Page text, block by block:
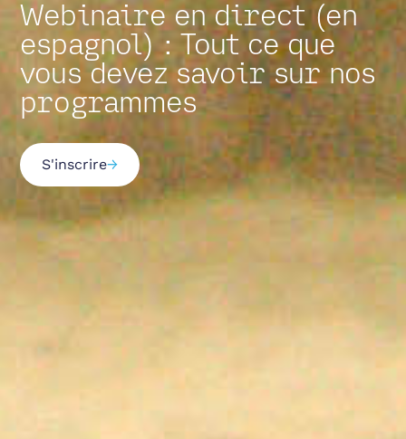
Webinaire en direct (en
espagnol) : Tout ce que
vous devez savoir sur nos
programmes
S'inscrire→